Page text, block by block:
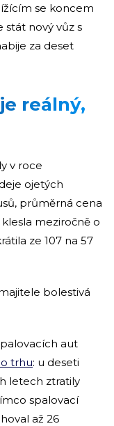
se koncem
stát nový vůz s
za deset
reálný,
v roce
ojetých
průměrná cena
klesla meziročně o
ze 107 na 57
bolestivá
aut
trhu: u deseti
letech ztratily
spalovací
až 26